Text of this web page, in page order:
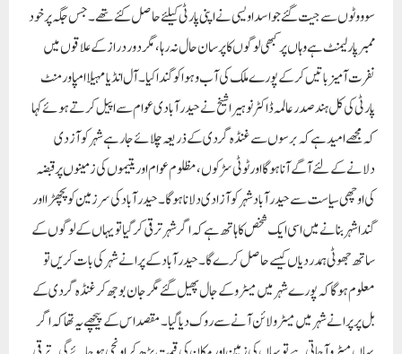
سو ووٹوں سے جیت گئے جو اسد اویسی نے اپنی پارٹی کیلئے حاصل کئے تھے۔ جس جگہ پر خود
ممبر پارلیمنٹ ہے وہاں پر کبھی لوگوں کا پرسان حال نہ رہا ، مگر دور دراز کے علاقوں میں
نفرت آمیز باتیں کرکے پورے ملک کی آب و ہوا کو گندا کیا ۔ آل انڈیا مہیلا امپاور منٹ
پارٹی کی کل ہند صدر عالمہ ڈاکٹر نوہیرا شیخ نے حیدر آبادی عوام سے اپیل کرتے ہوئے کہا
کہ مجھے امید ہے کہ برسوں سے غنڈہ گردی کے ذریعہ چلائے جا رہے شہر کو آزدی
دلانے کے لئے آگے آنا ہوگا اور ٹوٹی سڑکوں، مظلوم عوام اور یتیموں کی زمینوں پر قبضہ
کی اوچھی سیاست سے حیدر آباد شہر کو آزادی دلانا ہو گا۔ حیدر آباد کی سرزمین کو پچھڑا اور
گندا شہر بنانے میں اسی ایک شخص کا ہاتھ ہے کہ اگر شہر ترقی کر گیا تو یہاں کے لوگوں کے
ساتھ جھوٹی ہمدردیاں کیسے حاصل کرے گا۔ حیدر آباد کے پرانے شہر کی بات کریں تو
معلوم ہوگا کہ پورے شہر میں میٹرو کے جال پھیل گئے مگر جان بوجھ کر غنڈہ گردی کے
بل پر پرانے شہر میں میٹرو لائن آنے سے روک دیا گیا۔ مقصد اس کے پیچھے یہ تھا کہ اگر